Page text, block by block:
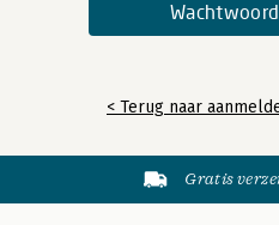
< Terug naar
Gratis